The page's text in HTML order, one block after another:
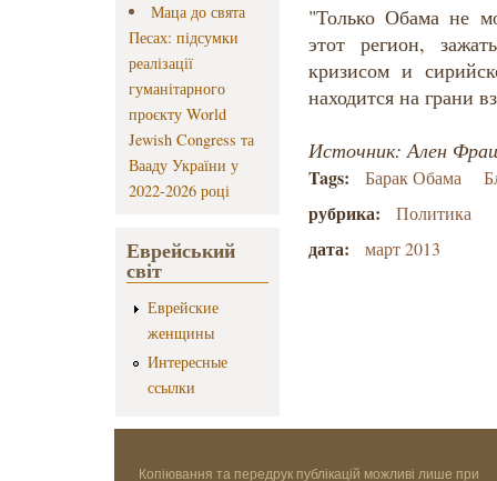
Маца до свята
Песах: підсумки
реалізації
гуманітарного
проєкту World
Jewish Congress та
Вааду України у
2022-2026 році
Еврейський
світ
Еврейские
женщины
Интересные
ссылки
"Только Обама не
этот регион,
кризисом и
находится на грани
Источник: Ален
Tags: Барак Обама
рубрика: Политика
дата: март 2013
Копіювання та передрук публікацій можливі лише при